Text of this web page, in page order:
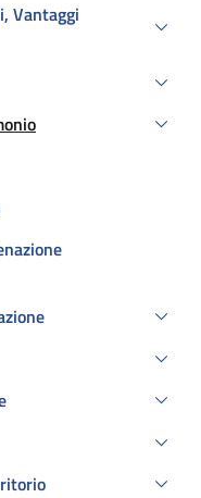
Vantaggi